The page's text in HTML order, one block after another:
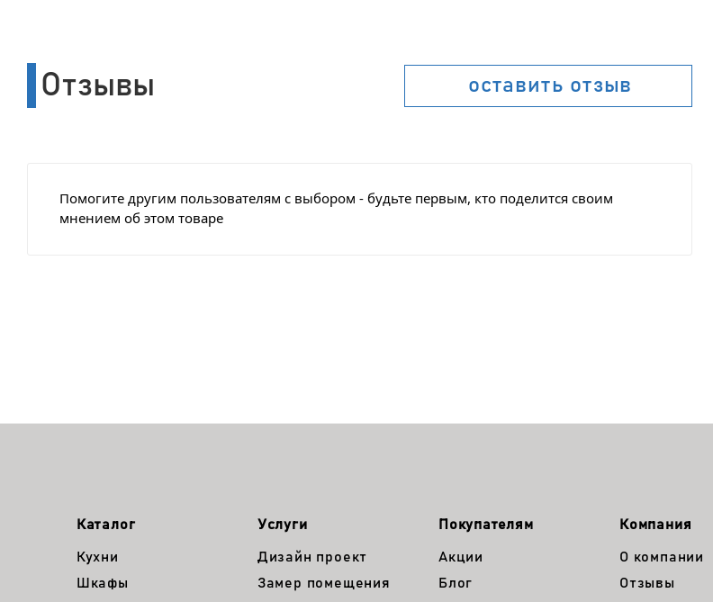
Отзывы оставить отзыв
Помогите другим пользователям с выбором - будьте первым, кто поделится своим
мнением об этом товаре
Каталог
Кухни
Шкафы
Услуги
Дизайн проект
Замер помещения
Покупателям
Акции
Блог
Компания
О компании
Отзывы